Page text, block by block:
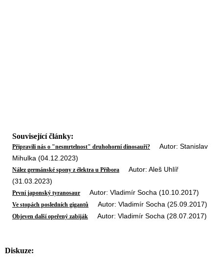
Související články:
Připravili nás o "nesmrtelnost" druhohorní dinosauři? Autor: Stanislav
Mihulka (04.12.2023)
Nález germánské spony z élektra u Příbora Autor: Aleš Uhlíř
(31.03.2023)
První japonský tyranosaur Autor: Vladimír Socha (10.10.2017)
Ve stopách posledních gigantů Autor: Vladimír Socha (25.09.2017)
Objeven další opeřený zabiják Autor: Vladimír Socha (28.07.2017)
Diskuze: